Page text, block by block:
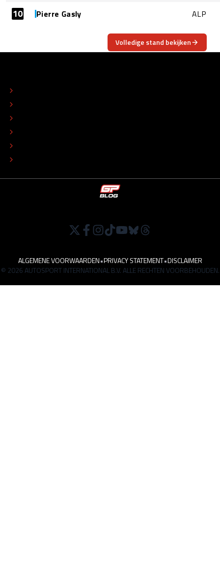
10 Pierre Gasly ALP
Volledige stand bekijken
ALGEMENE VOORWAARDEN•PRIVACY STATEMENT•DISCLAIMER
© 2026 AUTOSPORT INTERNATIONAL B.V. ALLE RECHTEN VOORBEHOUDEN.